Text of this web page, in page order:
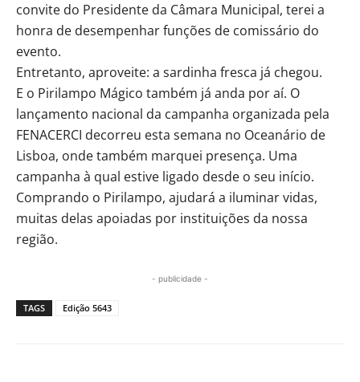
convite do Presidente da Câmara Municipal, terei a
honra de desempenhar funções de comissário do
evento.
Entretanto, aproveite: a sardinha fresca já chegou.
E o Pirilampo Mágico também já anda por aí. O
lançamento nacional da campanha organizada pela
FENACERCI decorreu esta semana no Oceanário de
Lisboa, onde também marquei presença. Uma
campanha à qual estive ligado desde o seu início.
Comprando o Pirilampo, ajudará a iluminar vidas,
muitas delas apoiadas por instituições da nossa
região.
- publicidade -
TAGS Edição 5643